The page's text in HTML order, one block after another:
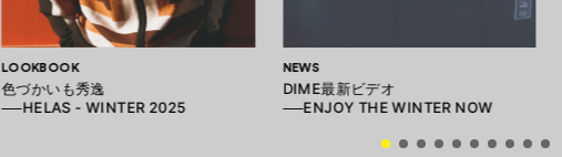
LOOKBOOK
色づかいも秀逸
──HELAS - WINTER 2025
NEWS
DIME最新ビデオ
──ENJOY THE WINTER NOW